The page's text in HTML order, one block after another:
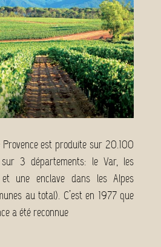
Provence est produite sur 20.100
3 départements: le Var, les
une enclave dans les Alpes
au total). C’est en 1977 que
a été reconnue